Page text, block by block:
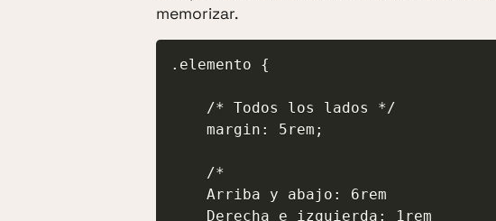
memorizar.
.elemento {